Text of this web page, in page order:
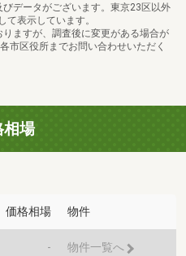
データがございます。東京23区以外
表示しています。
ますが、調査後に変更がある場合が
市区役所までお問い合わせいただく
相場
価格相場 物件
- 物件一覧へ